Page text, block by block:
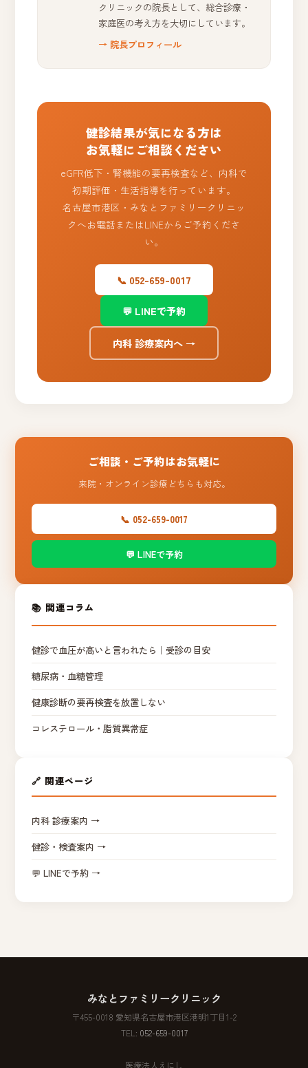
クリニックの院長として、総合診療・
家庭医の考え方を大切にしています。
→ 院長プロフィール
健診結果が気になる方は
お気軽にご相談ください
eGFR低下・腎機能の要再検査など、内科で
初期評価・生活指導を行っています。
名古屋市港区・みなとファミリークリニッ
クへお電話またはLINEからご予約くださ
い。
📞 052-659-0017
💬 LINEで予約
内科 診療案内へ →
ご相談・ご予約はお気軽に
来院・オンライン診療どちらも対応。
📞 052-659-0017
💬 LINEで予約
📚 関連コラム
健診で血圧が高いと言われたら｜受診の目安
糖尿病・血糖管理
健康診断の要再検査を放置しない
コレステロール・脂質異常症
🔗 関連ページ
内科 診療案内 →
健診・検査案内 →
💬 LINEで予約 →
みなとファミリークリニック
〒455-0018 愛知県名古屋市港区港明1丁目1-2
TEL: 052-659-0017
医療法人えにし